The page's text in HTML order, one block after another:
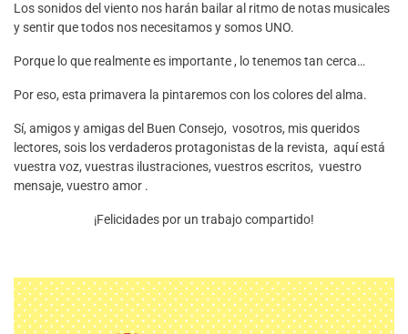
Los sonidos del viento nos harán bailar al ritmo de notas musicales
y sentir que todos nos necesitamos y somos UNO.
Porque lo que realmente es importante , lo tenemos tan cerca…
Por eso, esta primavera la pintaremos con los colores del alma.
Sí, amigos y amigas del Buen Consejo, vosotros, mis queridos
lectores, sois los verdaderos protagonistas de la revista, aquí está
vuestra voz, vuestras ilustraciones, vuestros escritos, vuestro
mensaje, vuestro amor .
¡Felicidades por un trabajo compartido!